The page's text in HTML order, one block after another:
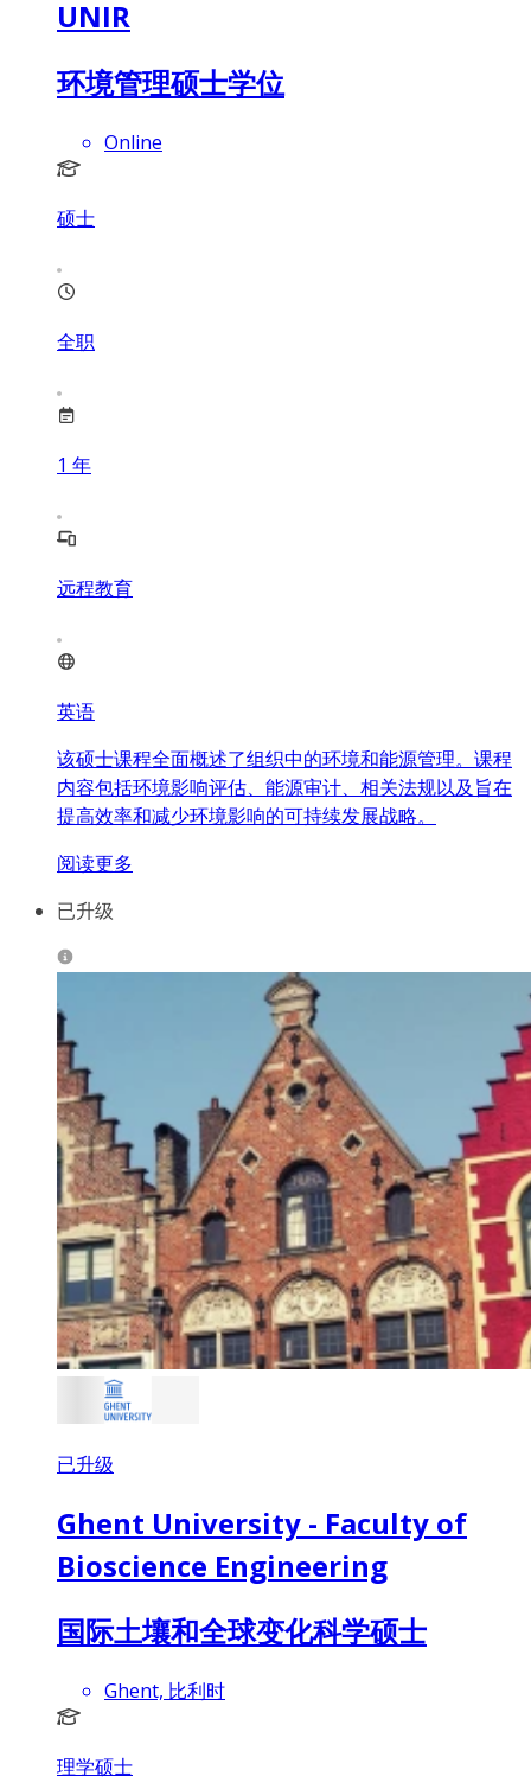
UNIR
环境管理硕士学位
Online
硕士
全职
1 年
远程教育
英语
该硕士课程全面概述了组织中的环境和能源管理。课程
内容包括环境影响评估、能源审计、相关法规以及旨在
提高效率和减少环境影响的可持续发展战略。
阅读更多
已升级
已升级
Ghent University - Faculty of
Bioscience Engineering
国际土壤和全球变化科学硕士
Ghent, 比利时
理学硕士